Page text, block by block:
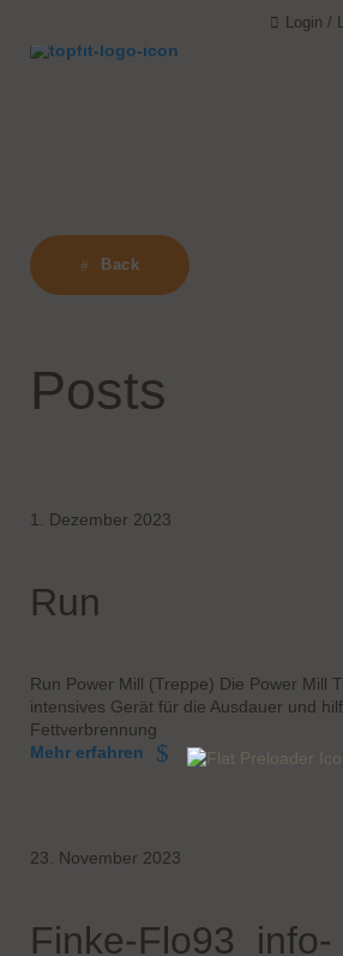
Login /
Back
Posts
1. Dezember 2023
Run
Run Power Mill (Treppe) Die Power Mill
intensives Gerät für die Ausdauer und
Fettverbrennung
Mehr erfahren
23. November 2023
Finke-Flo93_info-